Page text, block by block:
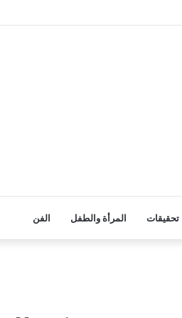
تحقيقات المرأة والطفل الفن